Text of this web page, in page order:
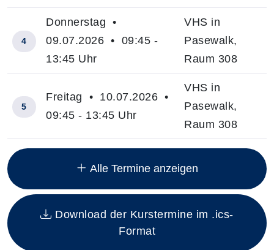
Insgesamt gibt es 20 Termine zum diesen Kurs
4
Donnerstag •
09.07.2026 • 09:45 -
13:45 Uhr
VHS in
Pasewalk,
Raum 308
5
Freitag • 10.07.2026 •
09:45 - 13:45 Uhr
VHS in
Pasewalk,
Raum 308
Alle Termine anzeigen
Download der Kurstermine im .ics-
Format